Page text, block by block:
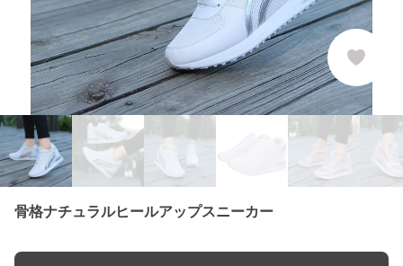
骨格ナチュラルヒールアップスニーカー